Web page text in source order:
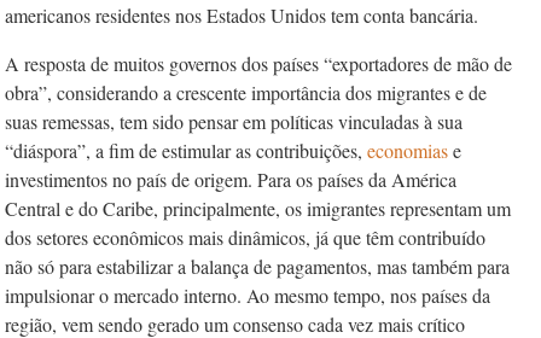
americanos residentes nos Estados Unidos tem conta bancária.
A resposta de muitos governos dos países “exportadores de mão de
obra”, considerando a crescente importância dos migrantes e de
suas remessas, tem sido pensar em políticas vinculadas à sua
“diáspora”, a fim de estimular as contribuições, economiase
investimentos no país de origem. Para os países da América
Central e do Caribe, principalmente, os imigrantes representam um
dos setores econômicos mais dinâmicos, já que têm contribuído
não só para estabilizar a balança de pagamentos, mas também para
impulsionar o mercado interno. Ao mesmo tempo, nos países da
região, vem sendo gerado um consenso cada vez mais crítico